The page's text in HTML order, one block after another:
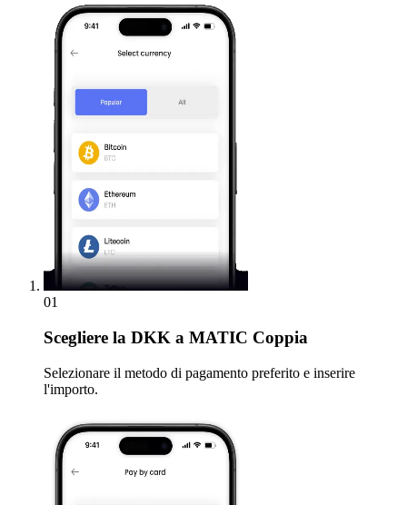
01
Scegliere la DKK a MATIC Coppia
Selezionare il metodo di pagamento preferito e inserire
l'importo.